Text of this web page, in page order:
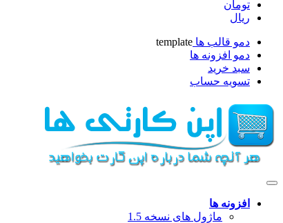
تومان
ریال
دمو قالب ها template
دمو افزونه ها
سبد خرید
تسویه حساب
افزونه ها
ماژول های نسخه 1.5